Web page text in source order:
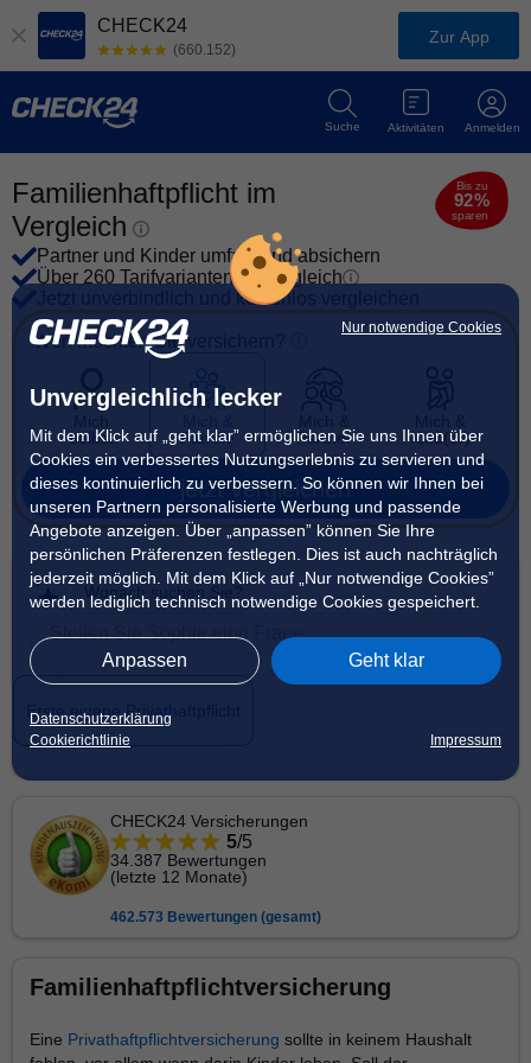
Nur notwendige Cookies
Unvergleichlich lecker
Mit dem Klick auf „geht klar” ermöglichen Sie uns Ihnen über
Cookies ein verbessertes Nutzungserlebnis zu servieren und
dieses kontinuierlich zu verbessern. So können wir Ihnen bei
unseren Partnern personalisierte Werbung und passende
Angebote anzeigen. Über „anpassen” können Sie Ihre
persönlichen Präferenzen festlegen. Dies ist auch nachträglich
jederzeit möglich. Mit dem Klick auf „Nur notwendige Cookies”
werden lediglich technisch notwendige Cookies gespeichert.
Anpassen Geht klar
Datenschutzerklärung
Cookierichtlinie
Impressum
CHECK24
(660.152)
Zur App
Anmelden
Aktivitäten
Suche
Familienhaftpflicht im
Vergleich
Bis zu
92%
sparen
Partner und Kinder umfassend absichern
Über 260 Tarifvarianten im Vergleich
Jetzt unverbindlich und kostenlos vergleichen
Wen möchten Sie versichern?
selbst
Familie
Partner
Kind(er)
jetzt vergleichen
Wonach suchen Sie?
Erste eigene Privathaftpflicht
CHECK24 Versicherungen
5/5
34.387 Bewertungen
(letzte 12 Monate)
462.573 Bewertungen (gesamt)
Familienhaftpflichtversicherung
Eine Privathaftpflichtversicherung sollte in keinem Haushalt